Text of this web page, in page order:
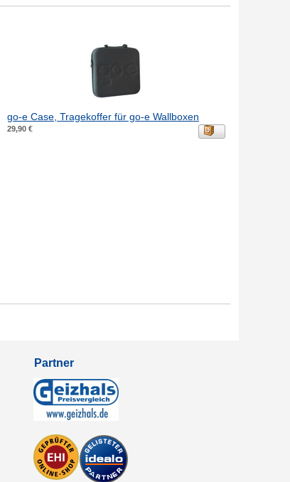
go-e Case, Tragekoffer für go-e Wallboxen
29,90 €
Partner